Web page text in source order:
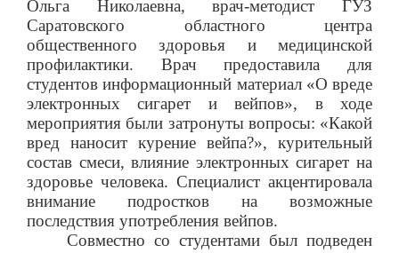
Ольга Николаевна, врач-методист ГУЗ
Саратовского областного центра
общественного здоровья и медицинской
профилактики. Врач предоставила для
студентов информационный материал «О вреде
электронных сигарет и вейпов», в ходе
мероприятия были затронуты вопросы: «Какой
вред наносит курение вейпа?», курительный
состав смеси, влияние электронных сигарет на
здоровье человека. Специалист акцентировала
внимание подростков на возможные
последствия употребления вейпов.
Совместно со студентами был подведен